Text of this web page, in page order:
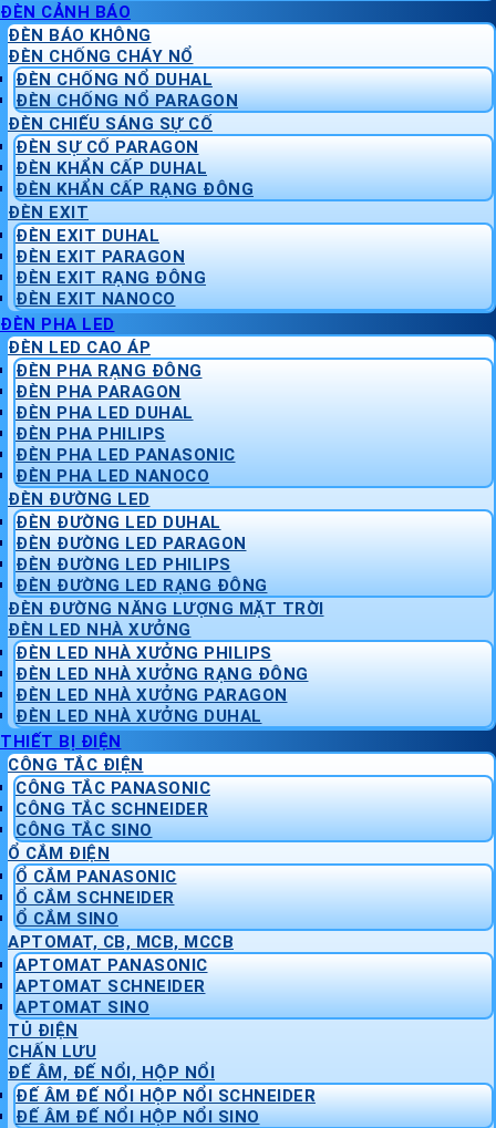
ĐÈN CẢNH BÁO
ĐÈN BÁO KHÔNG
ĐÈN CHỐNG CHÁY NỔ
ĐÈN CHỐNG NỔ DUHAL
ĐÈN CHỐNG NỔ PARAGON
ĐÈN CHIẾU SÁNG SỰ CỐ
ĐÈN SỰ CỐ PARAGON
ĐÈN KHẨN CẤP DUHAL
ĐÈN KHẨN CẤP RẠNG ĐÔNG
ĐÈN EXIT
ĐÈN EXIT DUHAL
ĐÈN EXIT PARAGON
ĐÈN EXIT RẠNG ĐÔNG
ĐÈN EXIT NANOCO
ĐÈN PHA LED
ĐÈN LED CAO ÁP
ĐÈN PHA RẠNG ĐÔNG
ĐÈN PHA PARAGON
ĐÈN PHA LED DUHAL
ĐÈN PHA PHILIPS
ĐÈN PHA LED PANASONIC
ĐÈN PHA LED NANOCO
ĐÈN ĐƯỜNG LED
ĐÈN ĐƯỜNG LED DUHAL
ĐÈN ĐƯỜNG LED PARAGON
ĐÈN ĐƯỜNG LED PHILIPS
ĐÈN ĐƯỜNG LED RẠNG ĐÔNG
ĐÈN ĐƯỜNG NĂNG LƯỢNG MẶT TRỜI
ĐÈN LED NHÀ XƯỞNG
ĐÈN LED NHÀ XƯỞNG PHILIPS
ĐÈN LED NHÀ XƯỞNG RẠNG ĐÔNG
ĐÈN LED NHÀ XƯỞNG PARAGON
ĐÈN LED NHÀ XƯỞNG DUHAL
THIẾT BỊ ĐIỆN
CÔNG TẮC ĐIỆN
CÔNG TẮC PANASONIC
CÔNG TẮC SCHNEIDER
CÔNG TẮC SINO
Ổ CẮM ĐIỆN
Ổ CẮM PANASONIC
Ổ CẮM SCHNEIDER
Ổ CẮM SINO
APTOMAT, CB, MCB, MCCB
APTOMAT PANASONIC
APTOMAT SCHNEIDER
APTOMAT SINO
TỦ ĐIỆN
CHẤN LƯU
ĐẾ ÂM, ĐẾ NỔI, HỘP NỔI
ĐẾ ÂM ĐẾ NỔI HỘP NỔI SCHNEIDER
ĐẾ ÂM ĐẾ NỔI HỘP NỔI SINO